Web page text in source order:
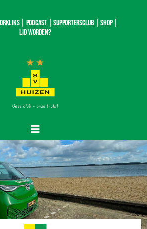
| Podcast |Supportersclub|Shop|
Lid worden?
Onze club – onze trots!
Toggle
Navigatie